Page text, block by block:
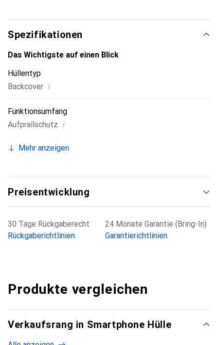
die Marke Noreve eine sichere Wahl für eine
anspruchsvolle Kundschaft.
Spezifikationen
Das Wichtigste auf einen Blick
Hüllentyp
Backcover i
Funktionsumfang
Aufprallschutz i
Mehr anzeigen
Preisentwicklung
30 Tage Rückgaberecht
Rückgaberichtlinien
24 Monate Garantie (Bring-In)
Garantierichtlinien
Produkte vergleichen
Verkaufsrang in Smartphone Hülle